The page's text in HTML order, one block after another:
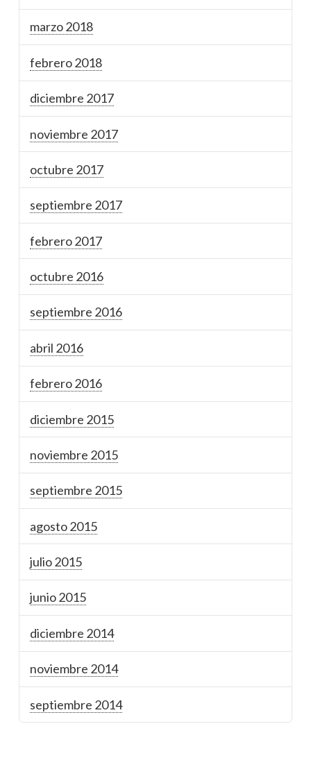
marzo 2018
febrero 2018
diciembre 2017
noviembre 2017
octubre 2017
septiembre 2017
febrero 2017
octubre 2016
septiembre 2016
abril 2016
febrero 2016
diciembre 2015
noviembre 2015
septiembre 2015
agosto 2015
julio 2015
junio 2015
diciembre 2014
noviembre 2014
septiembre 2014